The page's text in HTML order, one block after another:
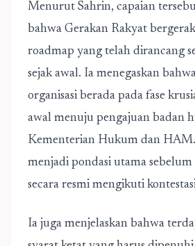
Menurut Sahrin, capaian
bahwa Gerakan Rakyat
roadmap yang telah dirancang
sejak awal. Ia menegaskan
organisasi berada pada fase
awal menuju pengajuan badan
Kementerian Hukum dan
menjadi pondasi utama sebelum
secara resmi mengikuti
Ia juga menjelaskan bahwa